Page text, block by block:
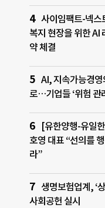
사이임팩트-넥스
복지 현장을 위한 AI
약 체결
AI, 지속가능경
로…기업들 ‘위험 관
[유한양행-유일
호영 대표 “선의를
라”
생명보험업계, ‘
사회공헌 실시